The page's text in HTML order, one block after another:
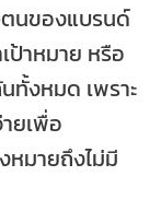
ตนของแบรนด์
ป้าหมาย หรือ
ทั้งหมด เพราะ
ยเพื่อ
หมายถึงไม่มี